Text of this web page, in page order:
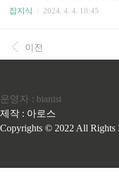
용, 그리고 자격증 종류에 대
론 자격증 종류 드론 자격증
각각의 자격증 종류에 따라
라집니다. 1종: 최대 이륙중
소중함을 모토로 계기 교육
소개합니다. 식목일 공휴일
에 따르면 최초 1949년 관공
히 알아보기 식목일 가족 나
잡지식 2024. 4. 4. 10:45
이전
운영자 : bianist
제작 : 아로스
Copyrights © 2022 All Rights